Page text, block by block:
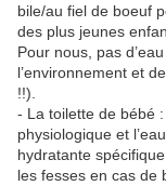
bile/au fiel de boeuf
des plus jeunes
Pour nous, pas
l’environnement et
!!).
- La toilette de bébé
physiologique et
hydratante
les fesses en cas de